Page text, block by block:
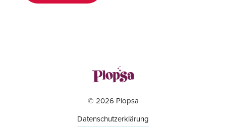
© 2026 Plopsa
Datenschutzerklärung